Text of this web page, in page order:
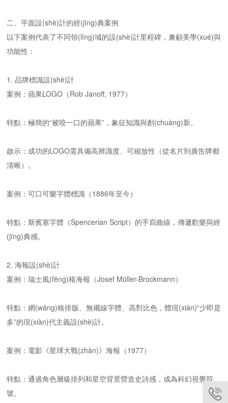
二、平面設(shè)計的經(jīng)典案例
以下案例代表了不同領(lǐng)域的設(shè)計里程碑，兼顧美學(xué)與
功能性：
1. 品牌標識設(shè)計
案例：蘋果LOGO（Rob Janoff, 1977）
特點：極簡的“被咬一口的蘋果”，象征知識與創(chuàng)新。
啟示：成功的LOGO需具備高辨識度、可縮放性（從名片到廣告牌都
清晰）。
案例：可口可樂字體標識（1886年至今）
特點：斯賓塞字體（Spencerian Script）的手寫曲線，傳遞歡樂與經
(jīng)典感。
2. 海報設(shè)計
案例：瑞士風(fēng)格海報（Josef Müller-Brockmann）
特點：網(wǎng)格排版、無襯線字體、高對比色，體現(xiàn)“少即是
多”的現(xiàn)代主義設(shè)計。
案例：電影《星球大戰(zhàn)》海報（1977）
特點：通過角色層級排列和星空背景營造史詩感，成為科幻視覺符
號。